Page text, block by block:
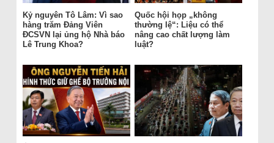
Kỷ nguyên Tô Lâm: Vì sao
hàng trăm Đảng Viên
ĐCSVN lại ủng hộ Nhà báo
Lê Trung Khoa?
Quốc hội họp „không
thường lệ“: Liệu có thể
nâng cao chất lượng làm
luật?